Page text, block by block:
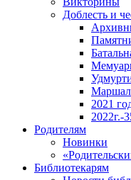
Доблесть и
2021
2022г.-
Родителям
Новинки
Библиотекарям